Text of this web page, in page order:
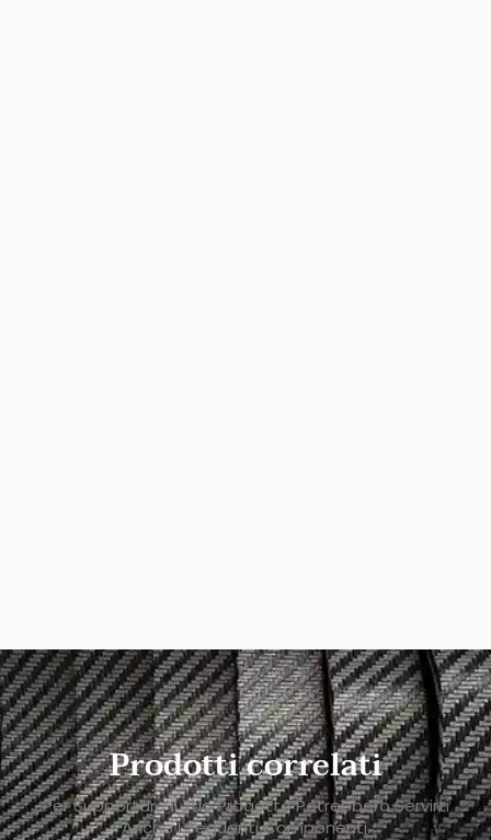
Prodotti correlati
Per Supportare Il Tuo Progetto Potrebbero Servirti
Anche I Seguenti Componenti.